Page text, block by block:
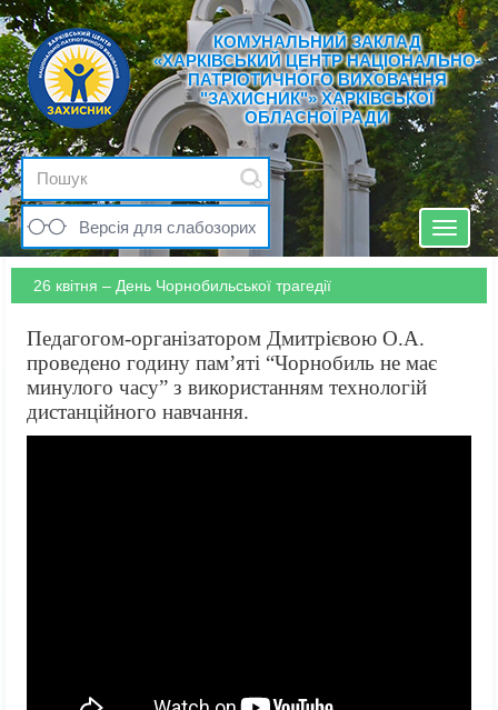
КОМУНАЛЬНИЙ ЗАКЛАД
«ХАРКІВСЬКИЙ ЦЕНТР НАЦІОНАЛЬНО-
ПАТРІОТИЧНОГО ВИХОВАННЯ
"ЗАХИСНИК"» ХАРКІВСЬКОЇ
ОБЛАСНОЇ РАДИ
Версія для слабозорих
Toggle
26 квітня – День Чорнобильської трагедії
Педагогом-організатором Дмитрієвою О.А.
проведено годину пам’яті “Чорнобиль не має
минулого часу” з використанням технологій
дистанційного навчання.